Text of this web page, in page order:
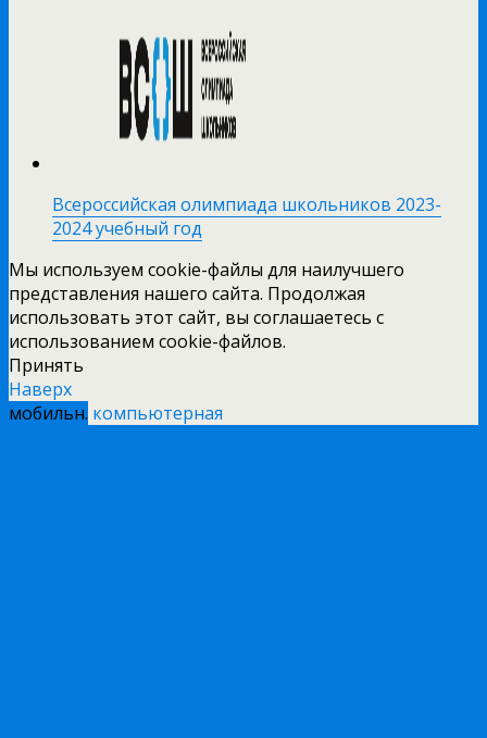
Всероссийская олимпиада школьников 2023-
2024 учебный год
Мы используем cookie-файлы для наилучшего
представления нашего сайта. Продолжая
использовать этот сайт, вы соглашаетесь с
использованием cookie-файлов.
Принять
Наверх
мобильн. компьютерная